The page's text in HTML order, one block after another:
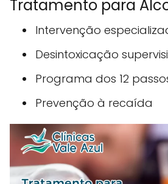
Tratamento para
Intervenção
Desintoxicação
Programa dos 12
Prevenção à recaída